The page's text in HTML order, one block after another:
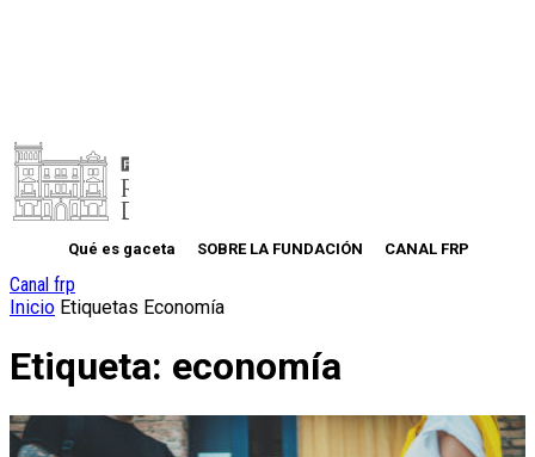
Qué es gaceta SOBRE LA FUNDACIÓN CANAL FRP
Canal frp
Inicio Etiquetas Economía
Etiqueta: economía